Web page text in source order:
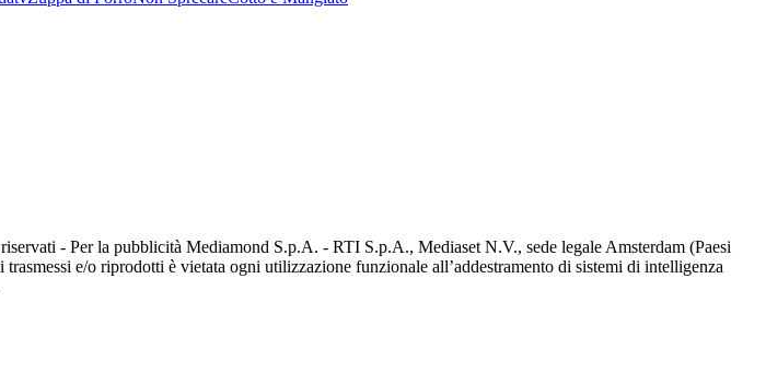
- Per la pubblicità Mediamond S.p.A. - RTI S.p.A., Mediaset N.V., sede legale Amsterdam (Paesi
e/o riprodotti è vietata ogni utilizzazione funzionale all’addestramento di sistemi di intelligenza